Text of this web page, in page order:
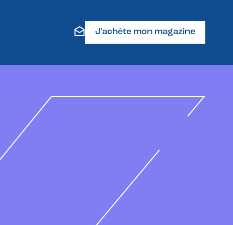
J'achète mon magazine